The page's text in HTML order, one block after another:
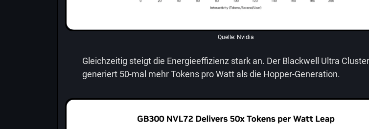
Quelle: Nvidia
Gleichzeitig steigt die Energieeffizienz stark an. Der Blackwell Ultra Cluster
generiert 50-mal mehr Tokens pro Watt als die Hopper-Generation.